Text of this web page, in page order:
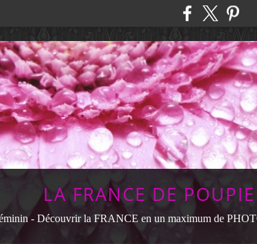
LA FRANCE DE POUPIE
- Découvrir la FRANCE en un maximum de